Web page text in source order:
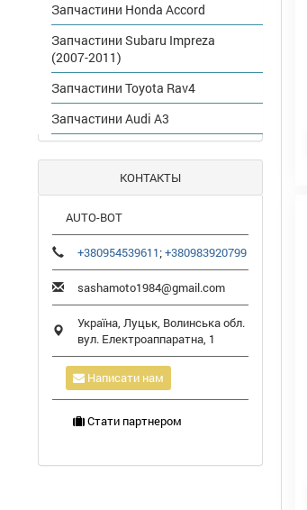
Запчастини Honda Accord
Запчастини Subaru Impreza
(2007-2011)
Запчастини Toyota Rav4
Запчастини Audi A3
КОНТАКТЫ
AUTO-BOT
+380954539611;+380983920799
sashamoto1984@gmail.com
Україна, Луцьк, Волинська обл.
вул. Електроаппаратна, 1
Написати нам
Стати партнером